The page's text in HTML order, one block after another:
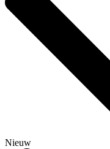
Nieuw